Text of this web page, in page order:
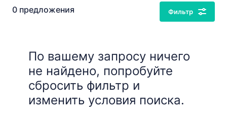
0 предложения Фильтр
По вашему запросу ничего
не найдено, попробуйте
сбросить фильтр и
изменить условия поиска.